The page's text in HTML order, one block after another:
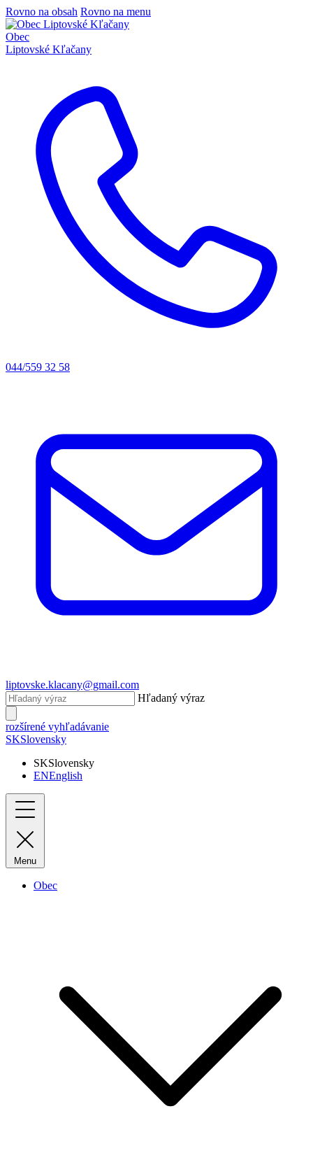
Rovno na obsah Rovno na menu
Obec
Liptovské Kľačany
044/559 32 58
liptovske.klacany@gmail.com
Hľadaný výraz
rozšírené vyhľadávanie
SKSlovensky
SKSlovensky
ENEnglish
Menu
Obec